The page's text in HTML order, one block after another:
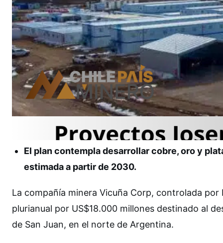
El plan contempla desarrollar cobre, oro y
estimada a partir de 2030.
La compañía minera Vicuña Corp, controlada
plurianual por US$18.000 millones destinado al
de San Juan, en el norte de Argentina.